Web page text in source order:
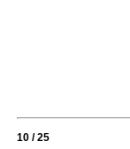
10 / 25